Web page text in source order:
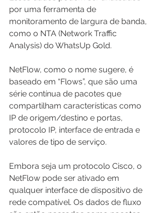
por uma ferramenta de
monitoramento de largura de banda,
como o NTA (Network Traffic
Analysis) do WhatsUp Gold.
NetFlow, como o nome sugere, é
baseado em “Flows”, que são uma
série contínua de pacotes que
compartilham características como
IP de origem/destino e portas,
protocolo IP, interface de entrada e
valores de tipo de serviço.
Embora seja um protocolo Cisco, o
NetFlow pode ser ativado em
qualquer interface de dispositivo de
rede compatível. Os dados de fluxo